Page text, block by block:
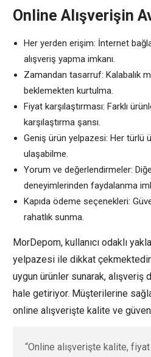
Online Alışverişin
Her yerden erişim: İnternet
alışveriş yapma imkanı.
Zamandan tasarruf: Kalabalık
beklemekten kurtulma.
Fiyat karşılaştırması: Farklı
karşılaştırma şansı.
Geniş ürün yelpazesi: Her türlü
ulaşabilme.
Yorum ve değerlendirmeler:
deneyimlerinden faydalanma
Kapıda ödeme seçenekleri:
rahatlık sunma.
MorDepom, kullanıcı odaklı
yelpazesi ile dikkat
uygun ürünler sunarak,
hale getiriyor. Müşterilerine
online alışverişte kalite ve
“Online alışverişte kalite, fiyat